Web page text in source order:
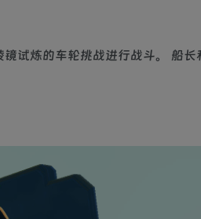
试炼的车轮挑战进行战斗。 船